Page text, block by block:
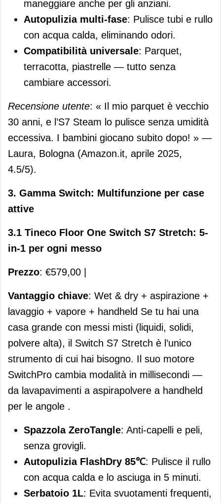
maneggiare anche per gli anziani.
Autopulizia multi-fase: Pulisce tubi e rullo
con acqua calda, eliminando odori.
Compatibilità universale: Parquet,
terracotta, piastrelle — tutto senza
cambiare accessori.
Recensione utente: « Il mio parquet è vecchio
30 anni, e l’S7 Steam lo pulisce senza umidità
eccessiva. I bambini giocano subito dopo! » —
Laura, Bologna (Amazon.it, aprile 2025,
4.5/5).
3. Gamma Switch: Multifunzione per case
attive
3.1 Tineco Floor One Switch S7 Stretch: 5-
in-1 per ogni messo
Prezzo: €579,00 |
Vantaggio chiave: Wet & dry + aspirazione +
lavaggio + vapore + handheld Se tu hai una
casa grande con messi misti (liquidi, solidi,
polvere alta), il Switch S7 Stretch è l’unico
strumento di cui hai bisogno. Il suo motore
SwitchPro cambia modalità in millisecondi —
da lavapavimenti a aspirapolvere a handheld
per le angole .
Spazzola ZeroTangle: Anti-capelli e peli,
senza grovigli.
Autopulizia FlashDry 85℃: Pulisce il rullo
con acqua calda e lo asciuga in 5 minuti.
Serbatoio 1L: Evita svuotamenti frequenti,